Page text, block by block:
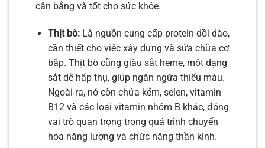
cân bằng và tốt cho sức khỏe.
Thịt bò:Là nguồn cung cấp protein dồi dào,
cần thiết cho việc xây dựng và sửa chữa cơ
bắp. Thịt bò cũng giàu sắt heme, một dạng
sắt dễ hấp thụ, giúp ngăn ngừa thiếu máu.
Ngoài ra, nó còn chứa kẽm, selen, vitamin
B12 và các loại vitamin nhóm B khác, đóng
vai trò quan trọng trong quá trình chuyển
hóa năng lượng và chức năng thần kinh.